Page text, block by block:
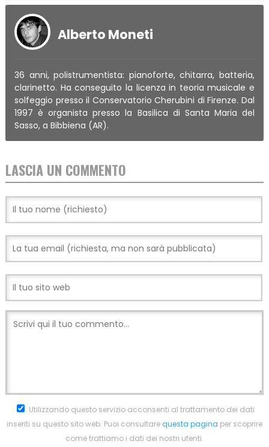
Alberto Moneti
36 anni, polistrumentista: pianoforte, chitarra, batteria,
clarinetto. Ha conseguito la licenza in teoria musicale e
solfeggio presso il Conservatorio Cherubini di Firenze. Dal
1997 è organista presso la Basilica di Santa Maria del
Sasso, a Bibbiena (AR).
LASCIA UN COMMENTO
Utilizzando questo servizio acconsenti al trattamento dei dati
inseriti su questo sito web. Puoi consultarequesta pagina per scoprire
come trattiamo i dati dei nostri utenti.